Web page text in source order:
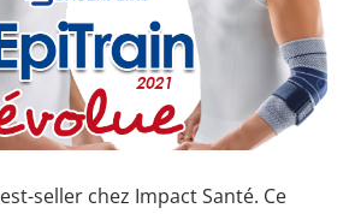
seller chez Impact Santé. Ce